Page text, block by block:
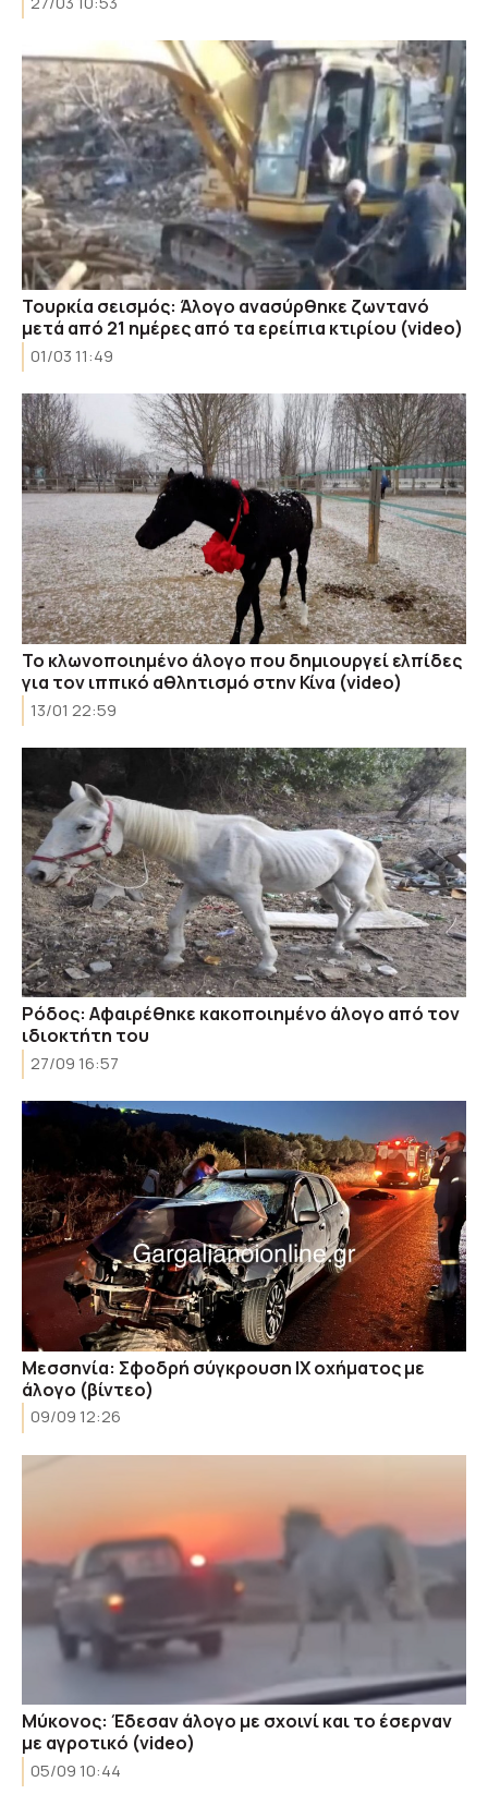
Τουρκία σεισμός: Άλογο ανασύρθηκε ζωντανό
μετά από 21 ημέρες από τα ερείπια κτιρίου (video)
01/03 11:49
Το κλωνοποιημένο άλογο που δημιουργεί ελπίδες
για τον ιππικό αθλητισμό στην Κίνα (video)
13/01 22:59
Ρόδος: Αφαιρέθηκε κακοποιημένο άλογο από τον
ιδιοκτήτη του
27/09 16:57
Μεσσηνία: Σφοδρή σύγκρουση ΙΧ οχήματος με
άλογο (βίντεο)
09/09 12:26
Μύκονος: Έδεσαν άλογο με σχοινί και το έσερναν
με αγροτικό (video)
05/09 10:44